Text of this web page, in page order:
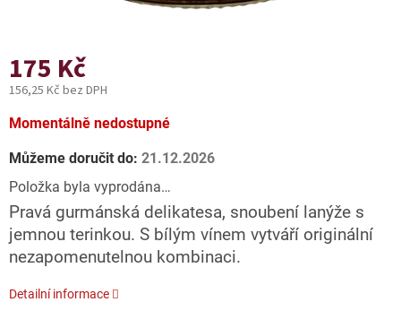
175 Kč
156,25 Kč bez DPH
Měrná
Momentálně nedostupné
Můžeme doručit do: 21.12.2026
Položka byla vyprodána…
Pravá gurmánská delikatesa, snoubení lanýže s
jemnou terinkou. S bílým vínem vytváří originální
nezapomenutelnou kombinaci.
Detailní informace